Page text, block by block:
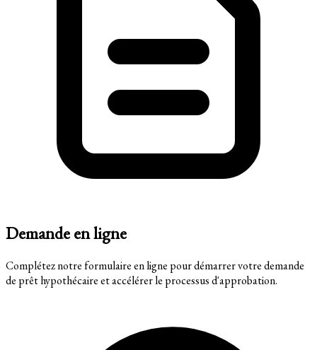
Demande en ligne
Complétez notre formulaire en ligne pour démarrer votre demande
de prêt hypothécaire et accélérer le processus d'approbation.